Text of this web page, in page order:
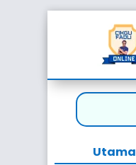
Utama